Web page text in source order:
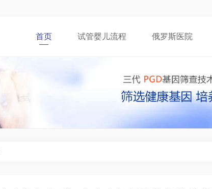
首页 试管婴儿流程 俄罗斯医院